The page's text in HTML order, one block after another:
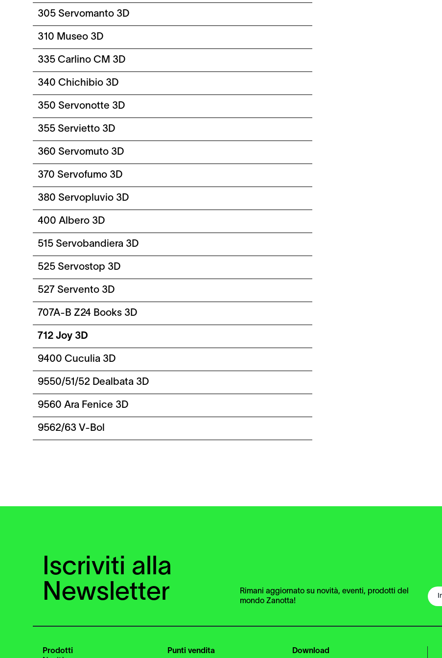
305 Servomanto 3D
310 Museo 3D
335 Carlino CM 3D
340 Chichibio 3D
350 Servonotte 3D
355 Servietto 3D
360 Servomuto 3D
370 Servofumo 3D
380 Servopluvio 3D
400 Albero 3D
515 Servobandiera 3D
525 Servostop 3D
527 Servento 3D
707A-B Z24 Books 3D
712 Joy 3D
9400 Cuculia 3D
9550/51/52 Dealbata 3D
9560 Ara Fenice 3D
9562/63 V-Bol
Iscriviti alla
Newsletter
Rimani aggiornato su novità, eventi, prodotti del
mondo Zanotta!
Prodotti
Punti vendita Download